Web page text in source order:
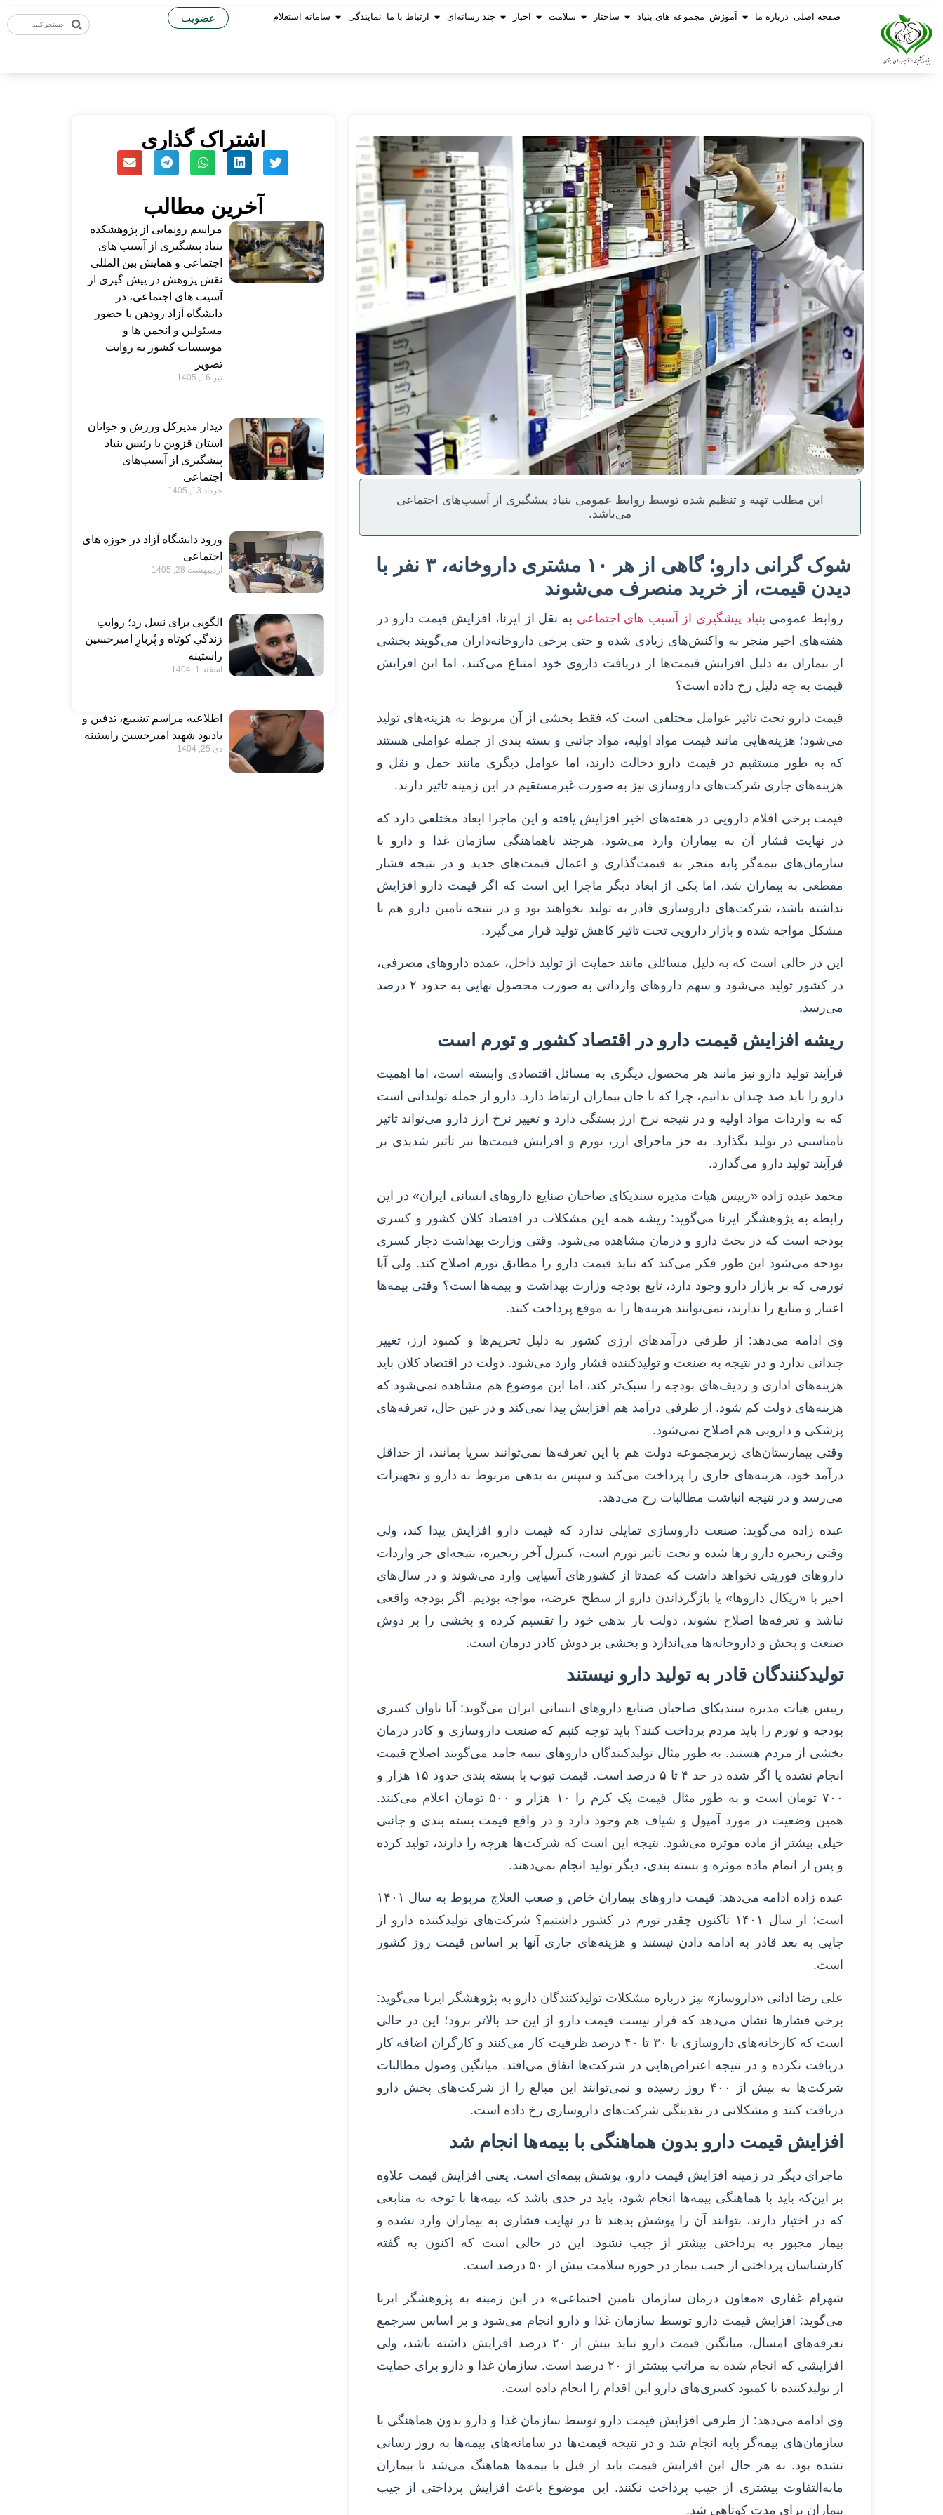
صفحه اصلی درباره ما آموزش مجموعه های بنیاد ساختار سلامت اخبار چند رسانه‌ای ارتباط با ما نمایندگی سامانه استعلام عضویت
این مطلب تهیه و تنظیم شده توسط روابط عمومی بنیاد پیشگیری از آسیب‌های اجتماعی
می‌باشد.
شوک گرانی دارو؛ گاهی از هر ۱۰ مشتری داروخانه، ۳ نفر با
دیدن قیمت، از خرید منصرف می‌شوند
روابط عمومی بنیاد پیشگیری از آسیب های اجتماعی به نقل از ایرنا، افزایش قیمت دارو در
هفته‌های اخیر منجر به واکنش‌های زیادی شده و حتی برخی داروخانه‌داران می‌گویند بخشی
از بیماران به دلیل افزایش قیمت‌ها از دریافت داروی خود امتناع می‌کنند، اما این افزایش
قیمت به چه دلیل رخ داده است؟
قیمت دارو تحت تاثیر عوامل مختلفی است که فقط بخشی از آن مربوط به هزینه‌های تولید
می‌شود؛ هزینه‌هایی مانند قیمت مواد اولیه، مواد جانبی و بسته بندی از جمله عواملی هستند
که به طور مستقیم در قیمت دارو دخالت دارند، اما عوامل دیگری مانند حمل و نقل و
هزینه‌های جاری شرکت‌های داروسازی نیز به صورت غیرمستقیم در این زمینه تاثیر دارند.
قیمت برخی اقلام دارویی در هفته‌های اخیر افزایش یافته و این ماجرا ابعاد مختلفی دارد که
در نهایت فشار آن به بیماران وارد می‌شود. هرچند ناهماهنگی سازمان غذا و دارو با
سازمان‌های بیمه‌گر پایه منجر به قیمت‌گذاری و اعمال قیمت‌های جدید و در نتیجه فشار
مقطعی به بیماران شد، اما یکی از ابعاد دیگر ماجرا این است که اگر قیمت دارو افزایش
نداشته باشد، شرکت‌های داروسازی قادر به تولید نخواهند بود و در نتیجه تامین دارو هم با
مشکل مواجه شده و بازار دارویی تحت تاثیر کاهش تولید قرار می‌گیرد.
این در حالی‌ است که به دلیل مسائلی مانند حمایت از تولید داخل، عمده داروهای مصرفی،
در کشور تولید می‌شود و سهم داروهای وارداتی به صورت محصول نهایی به حدود ۲ درصد
می‌رسد.
ریشه افزایش قیمت دارو در اقتصاد کشور و تورم است
فرآیند تولید دارو نیز مانند هر محصول دیگری به مسائل اقتصادی وابسته است، اما اهمیت
دارو را باید صد چندان بدانیم، چرا که با جان بیماران ارتباط دارد. دارو از جمله تولیداتی است
که به واردات مواد اولیه و در نتیجه نرخ ارز بستگی دارد و تغییر نرخ ارز دارو می‌تواند تاثیر
نامناسبی در تولید بگذارد. به جز ماجرای ارز، تورم و افزایش قیمت‌ها نیز تاثیر شدیدی بر
فرآیند تولید دارو می‌گذارد.
محمد عبده زاده «رییس هیات مدیره سندیکای صاحبان صنایع داروهای انسانی ایران» در این
رابطه به پژوهشگر ایرنا می‌گوید: ریشه همه این مشکلات در اقتصاد کلان کشور و کسری
بودجه است که در بحث دارو و درمان مشاهده می‌شود. وقتی وزارت بهداشت دچار کسری
بودجه می‌شود این طور فکر می‌کند که نباید قیمت دارو را مطابق تورم اصلاح کند. ولی آیا
تورمی که بر بازار دارو وجود دارد، تابع بودجه وزارت بهداشت و بیمه‌ها است؟ وقتی بیمه‌ها
اعتبار و منابع را ندارند، نمی‌توانند هزینه‌ها را به موقع پرداخت کنند.
وی ادامه می‌دهد: از طرفی درآمدهای ارزی کشور به دلیل تحریم‌ها و کمبود ارز، تغییر
چندانی ندارد و در نتیجه به صنعت و تولیدکننده فشار وارد می‌شود. دولت در اقتصاد کلان باید
هزینه‌های اداری و ردیف‌های بودجه را سبک‌تر کند، اما این موضوع هم مشاهده نمی‌شود که
هزینه‌های دولت کم شود. از طرفی درآمد هم افزایش پیدا نمی‌کند و در عین حال، تعرفه‌های
پزشکی و دارویی هم اصلاح نمی‌شود.
وقتی بیمارستان‌های زیرمجموعه دولت هم با این تعرفه‌ها نمی‌توانند سرپا بمانند، از حداقل
درآمد خود، هزینه‌های جاری را پرداخت می‌کند و سپس به بدهی مربوط به دارو و تجهیزات
می‌رسد و در نتیجه انباشت مطالبات رخ می‌دهد.
عبده زاده می‌گوید: صنعت داروسازی تمایلی ندارد که قیمت دارو افزایش پیدا کند، ولی
وقتی زنجیره دارو رها شده و تحت تاثیر تورم است، کنترل آخر زنجیره، نتیجه‌ای جز واردات
داروهای فوریتی نخواهد داشت که عمدتا از کشورهای آسیایی وارد می‌شوند و در سال‌های
اخیر با «ریکال داروها» یا بازگرداندن دارو از سطح عرضه، مواجه بودیم. اگر بودجه واقعی
نباشد و تعرفه‌ها اصلاح نشوند، دولت بار بدهی خود را تقسیم کرده و بخشی را بر دوش
صنعت و پخش و داروخانه‌ها می‌اندازد و بخشی بر دوش کادر درمان است.
تولیدکنندگان قادر به تولید دارو نیستند
رییس هیات مدیره سندیکای صاحبان صنایع داروهای انسانی ایران می‌گوید: آیا تاوان کسری
بودجه و تورم را باید مردم پرداخت کنند؟ باید توجه کنیم که صنعت داروسازی و کادر درمان
بخشی از مردم هستند. به طور مثال تولیدکنندگان داروهای نیمه جامد می‌گویند اصلاح قیمت
انجام نشده یا اگر شده در حد ۴ تا ۵ درصد است. قیمت تیوپ با بسته بندی حدود ۱۵ هزار و
۷۰۰ تومان است و به طور مثال قیمت یک کرم را ۱۰ هزار و ۵۰۰ تومان اعلام می‌کنند.
همین وضعیت در مورد آمپول و شیاف هم وجود دارد و در واقع قیمت بسته بندی و جانبی
خیلی بیشتر از ماده موثره می‌شود. نتیجه این است که شرکت‌ها هرچه را دارند، تولید کرده
و پس از اتمام ماده موثره و بسته بندی، دیگر تولید انجام نمی‌دهند.
عبده زاده ادامه می‌دهد: قیمت داروهای بیماران خاص و صعب العلاج مربوط به سال ۱۴۰۱
است؛ از سال ۱۴۰۱ تاکنون چقدر تورم در کشور داشتیم؟ شرکت‌های تولیدکننده دارو از
جایی به بعد قادر به ادامه دادن نیستند و هزینه‌های جاری آنها بر اساس قیمت روز کشور
است.
علی رضا اذانی «داروساز» نیز درباره مشکلات تولیدکنندگان دارو به پژوهشگر ایرنا می‌گوید:
برخی فشارها نشان می‌دهد که قرار نیست قیمت دارو از این حد بالاتر برود؛ این در حالی‌
است که کارخانه‌های داروسازی با ۳۰ تا ۴۰ درصد ظرفیت کار می‌کنند و کارگران اضافه کار
دریافت نکرده و در نتیجه اعتراض‌هایی در شرکت‌ها اتفاق می‌افتد. میانگین وصول مطالبات
شرکت‌ها به بیش از ۴۰۰ روز رسیده و نمی‌توانند این مبالغ را از شرکت‌های پخش دارو
دریافت کنند و مشکلاتی در نقدینگی شرکت‌های داروسازی رخ داده است.
افزایش قیمت دارو بدون هماهنگی با بیمه‌ها انجام شد
ماجرای دیگر در زمینه افزایش قیمت دارو، پوشش بیمه‌ای است. یعنی افزایش قیمت علاوه
بر این‌که باید با هماهنگی بیمه‌ها انجام شود، باید در حدی باشد که بیمه‌ها با توجه به منابعی
که در اختیار دارند، بتوانند آن را پوشش بدهند تا در نهایت فشاری به بیماران وارد نشده و
بیمار مجبور به پرداختی بیشتر از جیب نشود. این در حالی‌ است که اکنون به گفته
کارشناسان پرداختی از جیب بیمار در حوزه سلامت بیش از ۵۰ درصد است.
شهرام غفاری «معاون درمان سازمان تامین اجتماعی» در این زمینه به پژوهشگر ایرنا
می‌گوید: افزایش قیمت دارو توسط سازمان غذا و دارو انجام می‌شود و بر اساس سرجمع
تعرفه‌های امسال، میانگین قیمت دارو نباید بیش از ۲۰ درصد افزایش داشته باشد، ولی
افزایشی که انجام شده به مراتب بیشتر از ۲۰ درصد است. سازمان غذا و دارو برای حمایت
از تولیدکننده یا کمبود کسری‌های دارو این اقدام را انجام داده است.
وی ادامه می‌دهد: از طرفی افزایش قیمت دارو توسط سازمان غذا و دارو بدون هماهنگی با
سازمان‌های بیمه‌گر پایه انجام شد و در نتیجه قیمت‌ها در سامانه‌های بیمه‌ها به روز رسانی
نشده بود. به هر حال این افزایش قیمت باید از قبل با بیمه‌ها هماهنگ می‌شد تا بیماران
مابه‌التفاوت بیشتری از جیب پرداخت نکنند. این موضوع باعث افزایش پرداختی از جیب
بیماران برای مدت کوتاهی شد.
اشتراک گذاری
آخرین مطالب
مراسم رونمایی از پژوهشکده
بنیاد پیشگیری از آسیب های
اجتماعی و همایش بین المللی
نقش پژوهش در پیش گیری از
آسیب های اجتماعی، در
دانشگاه آزاد رودهن با حضور
مسئولین و انجمن ها و
موسسات کشور به روایت
تصویر
تیر 16, 1405
دیدار مدیرکل ورزش و جوانان
استان قزوین با رئیس بنیاد
پیشگیری از آسیب‌های
اجتماعی
خرداد 13, 1405
ورود دانشگاه آزاد در حوزه های
اجتماعی
اردیبهشت 28, 1405
الگویی برای نسل زد؛ روایتِ
زندگیِ کوتاه و پُربارِ امیرحسین
راستینه
اسفند 1, 1404
اطلاعیه مراسم تشییع، تدفین و
یادبود شهید امیرحسین راستینه
دی 25, 1404